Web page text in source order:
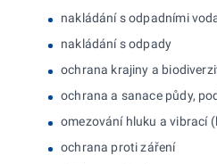
nakládání s odpadními
nakládání s odpady
ochrana krajiny a
ochrana a sanace půdy,
omezování hluku a vibrací
ochrana proti záření